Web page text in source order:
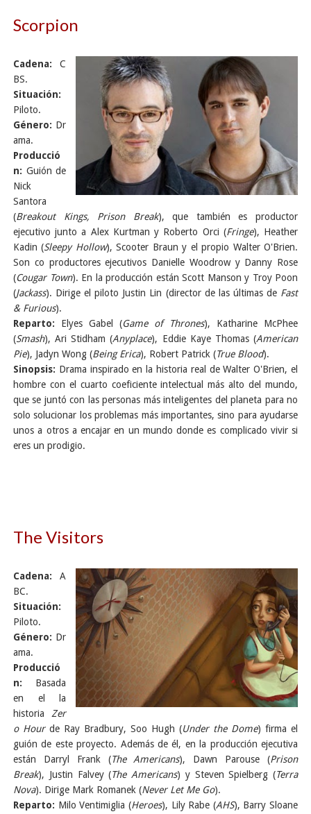
Scorpion
Cadena: C
BS.
Situación:
Piloto.
Género: Dr
ama.
Producció
n: Guión de
Nick
Santora
(Breakout Kings, Prison Break), que también es productor
ejecutivo junto a Alex Kurtman y Roberto Orci (Fringe), Heather
Kadin (Sleepy Hollow), Scooter Braun y el propio Walter O'Brien.
Son co productores ejecutivos Danielle Woodrow y Danny Rose
(Cougar Town). En la producción están Scott Manson y Troy Poon
(Jackass). Dirige el piloto Justin Lin (director de las últimas de Fast
& Furious).
Reparto: Elyes Gabel (Game of Thrones), Katharine McPhee
(Smash), Ari Stidham (Anyplace), Eddie Kaye Thomas (American
Pie), Jadyn Wong (Being Erica), Robert Patrick (True Blood).
Sinopsis: Drama inspirado en la historia real de Walter O'Brien, el
hombre con el cuarto coeficiente intelectual más alto del mundo,
que se juntó con las personas más inteligentes del planeta para no
solo solucionar los problemas más importantes, sino para ayudarse
unos a otros a encajar en un mundo donde es complicado vivir si
eres un prodigio.
The Visitors
Cadena: A
BC.
Situación:
Piloto.
Género: Dr
ama.
Producció
n: Basada
en el la
historia Zer
o Hourde Ray Bradbury, Soo Hugh (Under the Dome) firma el
guión de este proyecto. Además de él, en la producción ejecutiva
están Darryl Frank (The Americans), Dawn Parouse (Prison
Break), Justin Falvey (The Americans) y Steven Spielberg (Terra
Nova). Dirige Mark Romanek (Never Let Me Go).
Reparto: Milo Ventimiglia (Heroes), Lily Rabe (AHS), Barry Sloane